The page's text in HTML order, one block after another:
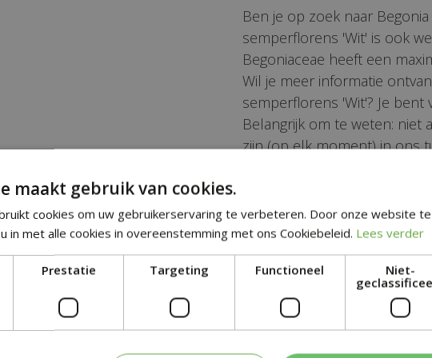
Ben je op zoek naar
semperflorens 'Wit' is ook
Begoniaceae heeft een
Wil je meer informatie
semperflorens 'Wit'? Je
Belangrijk om te weten: niet
zijn (op elk moment) in ons
naam:
Wetenschappelijke naam:
Familie:
Begoniaceae
Veelkleurig blad:
Zon / schaduw:
maakt gebruik van cookies.
cookies om uw gebruikerservaring te verbeteren. Door onze website te
in met alle cookies in overeenstemming met ons Cookiebeleid. Lees verder
Prestatie Targeting Functioneel
Niet-